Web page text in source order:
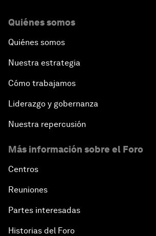
Quiénes somos
Quiénes somos
Nuestra estrategia
Cómo trabajamos
Liderazgo y gobernanza
Nuestra repercusión
Más información sobre el Foro
Centros
Reuniones
Partes interesadas
Historias del Foro